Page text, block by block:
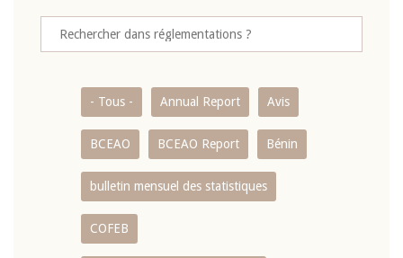
- Tous - Annual Report Avis
BCEAO BCEAO Report Bénin
bulletin mensuel des statistiques
COFEB